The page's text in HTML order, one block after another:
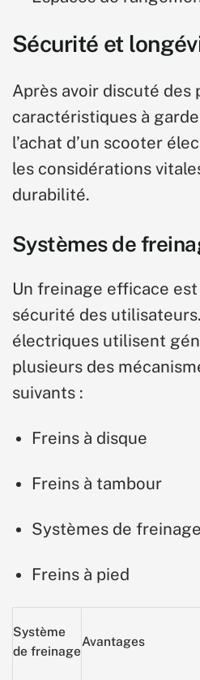
Sécurité et
Après avoir discuté des
caractéristiques à
l’achat d’un scooter
les considérations
durabilité.
Systèmes de
Un freinage efficace
sécurité des
électriques utilisent
plusieurs des
suivants :
Freins à disque
Freins à tambour
Systèmes de
Freins à pied
Système
de freinage
Avantages